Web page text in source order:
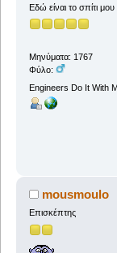
Εδώ είναι το σπίτι μου
Μηνύματα: 1767
Φύλο:
Engineers Do It With
mousmoulo
Επισκέπτης